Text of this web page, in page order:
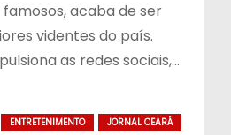
acaba de ser
videntes do país.
as redes sociais,…
ENTRETENIMENTO JORNAL CEARÁ